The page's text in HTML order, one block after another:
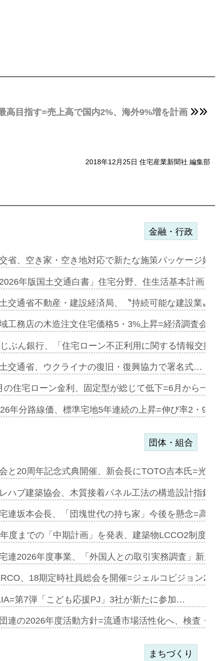
高目指す=売上高で国内2%、海外9%増を計画
2018年12月25日 住宅産業新聞社 編集部
サー契約…
起用…
ミーレキ…
も城南エ…
合型の賃…
ンカフェ…
協業=お互…
コリビング…
金融・行政
省、空き家・空き地対応で新たな施策パッケージ始
年版国土交通白書」住宅分野、住生活基本計画を
交通省不動産・建設経済局、〝持続可能な建設業〟
工務店の木造注文住宅価格5・3%上昇=経済調査会
ぶん銀行、「住宅ローン不正利用に関する情報交換
交通省、ウクライナの復旧・復興協力で署名式…
の住宅ローン金利、固定型が総じて低下=6月から一
年分路線価、標準宅地5年連続の上昇=伸び率2・
を提案=P…
ンビ…
加=リンナ…
見込む=…
開始=三協…
団体・組合
と20周年記念式典開催、新会長にTOTO吉本氏=光
ハブ建築協会、木質接着パネル工法の構造設計指針
連坂本会長、「団塊世代の持ち家」今後を懸念=高
度までの「中期計画」を発表、建築物LCCO2制度
連2026年度事業、「外国人との取引実務調査」新規
、18期定時社員総会を開催=ジェルコビジョン
第7弾「こども応援PJ」3社が新たに参加…
連の2026年度活動方針=流通市場活性化へ、検査・
まちづくり